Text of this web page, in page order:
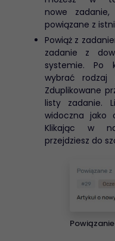
nowe
powiązane z
Powiąż z
zadanie z
systemie. Po
wybrać rodzaj
Zduplikowane
listy zadanie.
widoczna jako
Klikając w
przejdziesz do